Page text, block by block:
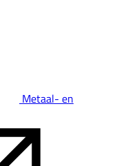
Metaal- en